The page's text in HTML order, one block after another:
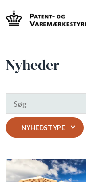
Nyheder
NYHEDSTYPE